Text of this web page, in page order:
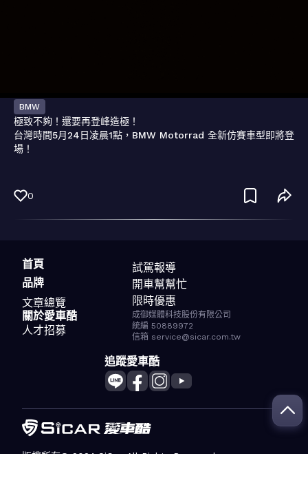
BMW
極致不夠！還要再登峰造極！
台灣時間5月24日凌晨1點，BMW Motorrad 全新仿賽車型即將登
場！
0
首頁
品牌
文章總覽
試駕報導
開車幫幫忙
限時優惠
關於愛車酷
人才招募
成御媒體科技股份有限公司
統編 50889972
信箱 service@sicar.com.tw
追蹤愛車酷
版權所有© 2024 SiCar. All Rights Reserved.